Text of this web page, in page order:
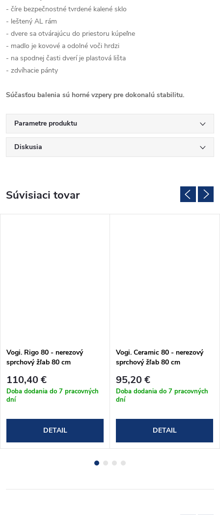
- číre bezpečnostné tvrdené kalené sklo
- leštený AL rám
- dvere sa otvárajúcu do priestoru kúpeľne
- madlo je kovové a odolné voči hrdzi
- na spodnej časti dverí je plastová lišta
- zdvíhacie pánty
Súčasťou balenia sú horné vzpery pre dokonalú stabilitu.
Parametre produktu
Diskusia
Súvisiaci tovar
Vogi. Rigo 80 - nerezový
sprchový žľab 80 cm
110,40 €
Doba dodania do 7 pracovných
dní
DETAIL
Vogi. Ceramic 80 - nerezový
sprchový žľab 80 cm
95,20 €
Doba dodania do 7 pracovných
dní
DETAIL